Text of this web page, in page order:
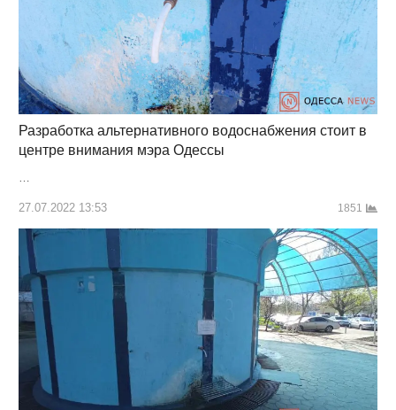
Разработка альтернативного водоснабжения стоит в
центре внимания мэра Одессы
…
27.07.2022 13:53 1851